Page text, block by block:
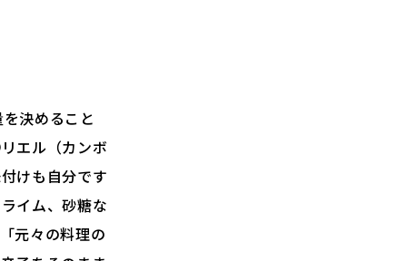
決めること
エル（カンボ
けも自分です
イム、砂糖な
元々の料理の